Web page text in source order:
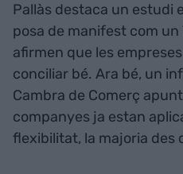
Pallàs destaca un estudi
posa de manifest com
afirmen que les
conciliar bé. Ara bé, un
Cambra de Comerç
companyes ja estan
flexibilitat, la majoria des